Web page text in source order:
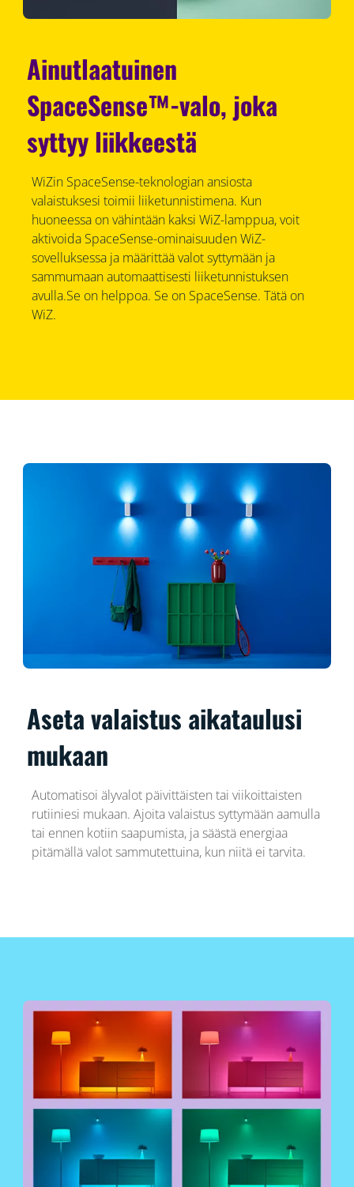
Ainutlaatuinen
SpaceSense™-valo, joka
syttyy liikkeestä
WiZin SpaceSense-teknologian ansiosta
valaistuksesi toimii liiketunnistimena. Kun
huoneessa on vähintään kaksi WiZ-lamppua, voit
aktivoida SpaceSense-ominaisuuden WiZ-
sovelluksessa ja määrittää valot syttymään ja
sammumaan automaattisesti liiketunnistuksen
avulla.Se on helppoa. Se on SpaceSense. Tätä on
WiZ.
Aseta valaistus aikataulusi
mukaan
Automatisoi älyvalot päivittäisten tai viikoittaisten
rutiiniesi mukaan. Ajoita valaistus syttymään aamulla
tai ennen kotiin saapumista, ja säästä energiaa
pitämällä valot sammutettuina, kun niitä ei tarvita.